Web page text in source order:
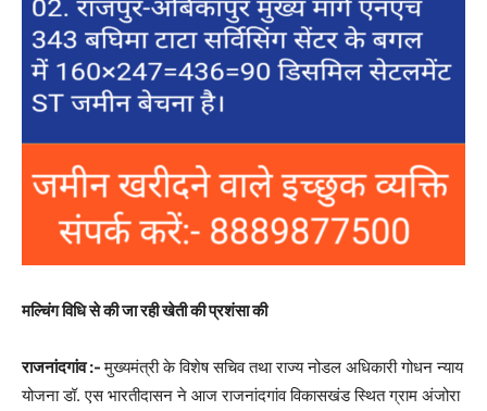
मल्चिंग विधि से की जा रही खेती की प्रशंसा की
राजनांदगांव :-मुख्यमंत्री के विशेष सचिव तथा राज्य नोडल अधिकारी गोधन न्याय
योजना डॉ. एस भारतीदासन ने आज राजनांदगांव विकासखंड स्थित ग्राम अंजोरा